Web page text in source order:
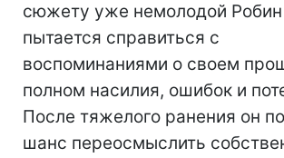
сюжету уже немолодой Робин
пытается справиться с
воспоминаниями о своем
полном насилия, ошибок и
После тяжелого ранения он
шанс переосмыслить